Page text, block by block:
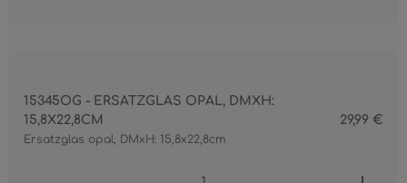
15345OG - ERSATZGLAS OPAL, DMXH:
15,8X22,8CM
Ersatzglas opal, DMxH: 15,8x22,8cm
29,99 €
Produkt Anzahl: Gib den